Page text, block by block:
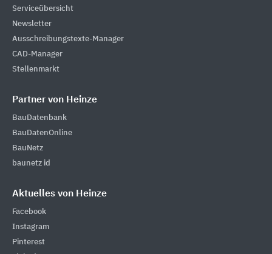
Serviceübersicht
Newsletter
Ausschreibungstexte-Manager
CAD-Manager
Stellenmarkt
Partner von Heinze
BauDatenbank
BauDatenOnline
BauNetz
baunetz id
Aktuelles von Heinze
Facebook
Instagram
Pinterest